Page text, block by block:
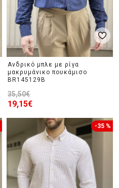
Ανδρικό μπλε με ρίγα
μακρυμάνικο πουκάμισο
BR145129B
19,15€
35,50€
-35 %